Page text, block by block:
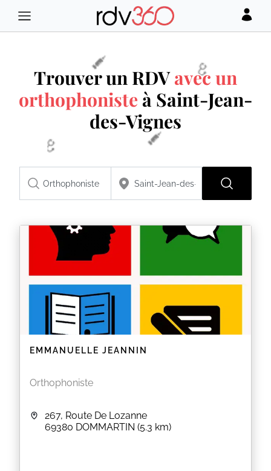
Trouver un RDVavec un
orthophoniste à Saint-Jean-
des-Vignes
EMMANUELLE JEANNIN
Orthophoniste
267, Route De Lozanne
69380 DOMMARTIN (5.3 km)